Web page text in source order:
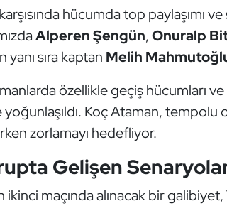
hücumda top paylaşımı
Alperen Şengün,Onuralp
yanı sıra kaptan Melih
özellikle geçiş hücumları ve
yoğunlaşıldı. Koç Ataman, tempolu
zorlamayı hedefliyor.
Gelişen
ikinci maçında alınacak bir